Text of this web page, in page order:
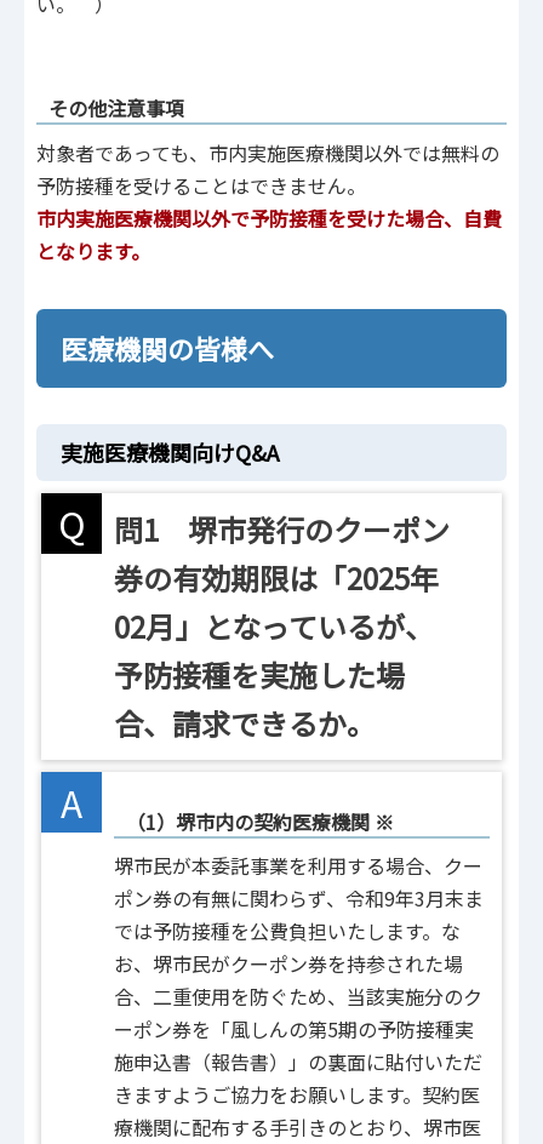
その他注意事項
対象者であっても、市内実施医療機関以外では無料の
予防接種を受けることはできません。
市内実施医療機関以外で予防接種を受けた場合、自費
となります。
医療機関の皆様へ
実施医療機関向けQ&A
Q
問1 堺市発行のクーポン
券の有効期限は「2025年
02月」となっているが、
予防接種を実施した場
合、請求できるか。
A
（1）堺市内の契約医療機関 ※
堺市民が本委託事業を利用する場合、クー
ポン券の有無に関わらず、令和9年3月末ま
では予防接種を公費負担いたします。な
お、堺市民がクーポン券を持参された場
合、二重使用を防ぐため、当該実施分のク
ーポン券を「風しんの第5期の予防接種実
施申込書（報告書）」の裏面に貼付いただ
きますようご協力をお願いします。契約医
療機関に配布する手引きのとおり、堺市医